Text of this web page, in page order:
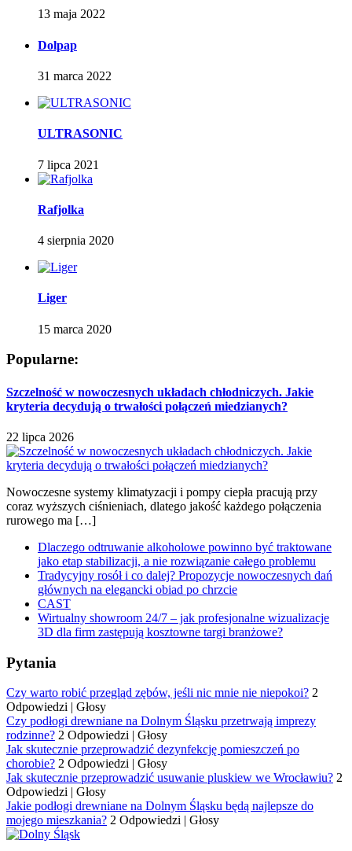
13 maja 2022
Dolpap
31 marca 2022
ULTRASONIC
7 lipca 2021
Rafjolka
4 sierpnia 2020
Liger
15 marca 2020
Popularne:
Szczelność w nowoczesnych układach chłodniczych. Jakie
kryteria decydują o trwałości połączeń miedzianych?
22 lipca 2026
Nowoczesne systemy klimatyzacji i pompy ciepła pracują przy
coraz wyższych ciśnieniach, dlatego jakość każdego połączenia
rurowego ma […]
Dlaczego odtruwanie alkoholowe powinno być traktowane
jako etap stabilizacji, a nie rozwiązanie całego problemu
Tradycyjny rosół i co dalej? Propozycje nowoczesnych dań
głównych na elegancki obiad po chrzcie
CAST
Wirtualny showroom 24/7 – jak profesjonalne wizualizacje
3D dla firm zastępują kosztowne targi branżowe?
Pytania
Czy warto robić przegląd zębów, jeśli nic mnie nie niepokoi? 2
Odpowiedzi | Głosy
Czy podłogi drewniane na Dolnym Śląsku przetrwają imprezy
rodzinne? 2 Odpowiedzi | Głosy
Jak skutecznie przeprowadzić dezynfekcję pomieszczeń po
chorobie? 2 Odpowiedzi | Głosy
Jak skutecznie przeprowadzić usuwanie pluskiew we Wrocławiu? 2
Odpowiedzi | Głosy
Jakie podłogi drewniane na Dolnym Śląsku będą najlepsze do
mojego mieszkania? 2 Odpowiedzi | Głosy